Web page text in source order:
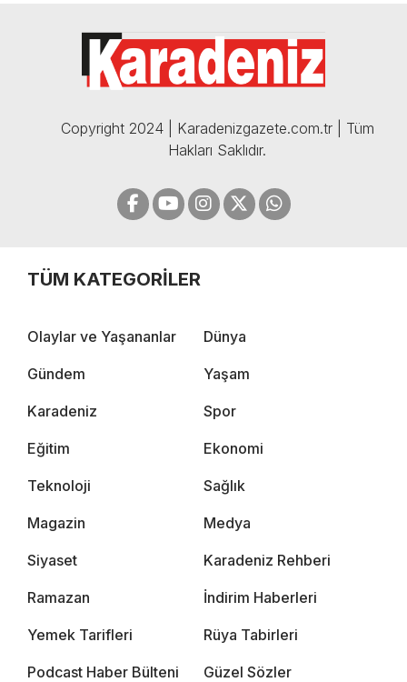
05.12.2024
Copyright 2024 | Karadenizgazete.com.tr | Tüm
Hakları Saklıdır.
TÜM KATEGORİLER
Olaylar ve Yaşananlar Dünya
Gündem Yaşam
Karadeniz Spor
Eğitim Ekonomi
Teknoloji Sağlık
Magazin Medya
Siyaset Karadeniz Rehberi
Ramazan İndirim Haberleri
Yemek Tarifleri Rüya Tabirleri
Podcast Haber Bülteni Güzel Sözler